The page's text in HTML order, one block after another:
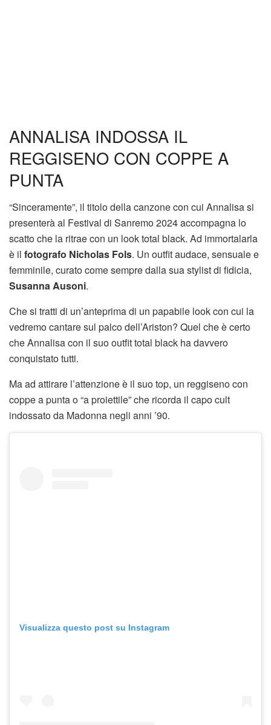
ANNALISA INDOSSA IL
REGGISENO CON COPPE A
PUNTA
“Sinceramente”, il titolo della canzone con cui Annalisa si
presenterà al Festival di Sanremo 2024 accompagna lo
scatto che la ritrae con un look total black. Ad immortalarla
è il fotografo Nicholas Fols. Un outfit audace, sensuale e
femminile, curato come sempre dalla sua stylist di fidicia,
Susanna Ausoni.
Che si tratti di un’anteprima di un papabile look con cui la
vedremo cantare sul palco dell’Ariston? Quel che è certo
che Annalisa con il suo outfit total black ha davvero
conquistato tutti.
Ma ad attirare l’attenzione è il suo top, un reggiseno con
coppe a punta o “a proiettile” che ricorda il capo cult
indossato da Madonna negli anni ’90.
Visualizza questo post su Instagram